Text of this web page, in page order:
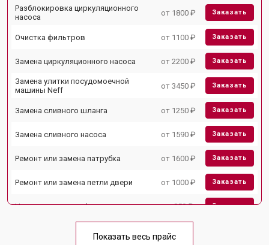
Разблокировка циркуляционного
насоса
от 1800 ₽ Заказать
Очистка фильтров от 1100 ₽ Заказать
Замена циркуляционного насоса от 2200 ₽ Заказать
Замена улитки посудомоечной
машины Neff
от 3450 ₽ Заказать
Замена сливного шланга от 1250 ₽ Заказать
Замена сливного насоса от 1590 ₽ Заказать
Ремонт или замена патрубка от 1600 ₽ Заказать
Ремонт или замена петли двери от 1000 ₽ Заказать
Чистка заливного фильтра-сеточки от 850 ₽ Заказать
Показать весь прайс